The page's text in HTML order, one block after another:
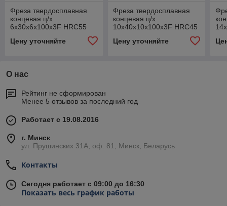
Фреза твердосплавная
концевая ц/х
6х30х6х100х3F HRC55
Цену уточняйте
Фреза твердосплавная
концевая ц/х
10x40x10x100x3F HRC45
Цену уточняйте
О нас
Рейтинг не сформирован
Менее 5 отзывов за последний год
Работает с 19.08.2016
г. Минск
ул. Прушинских 31А, оф. 81, Минск, Беларусь
Контакты
Сегодня работает с 09:00 до 16:30
Показать весь график работы